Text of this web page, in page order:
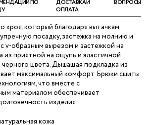
ПО
ДОСТАВКА И
ОПЛАТА
ВОПРОСЫ
кроя, который благодаря вытачкам
посадку, застежка на молнию и
v-образным вырезом и застежкой на
из приятной на ощупь и эластичной
цвета. Дышащая подкладка из
максимальный комфорт. Брюки сшиты
что вместе с
материалом обеспечивает
изделия.
кожа